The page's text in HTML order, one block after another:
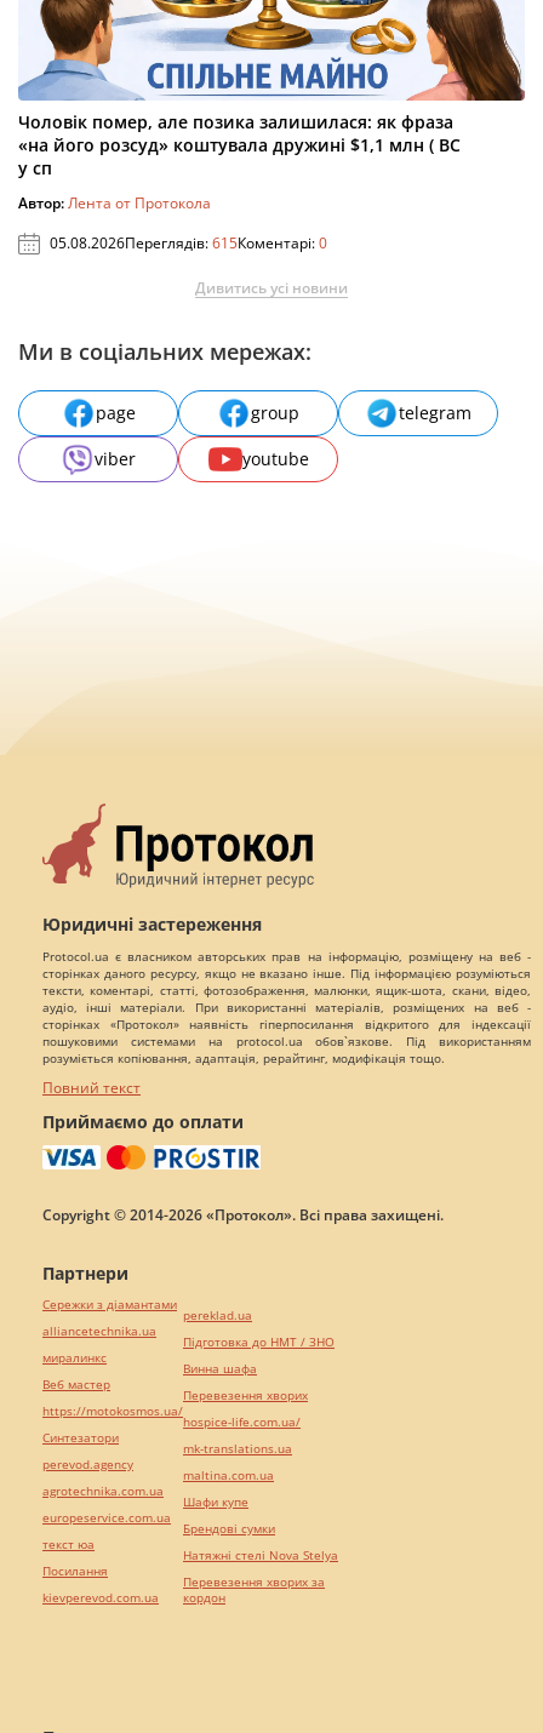
Чоловік помер, але позика залишилася: як фраза
«на його розсуд» коштувала дружині $1,1 млн ( ВС
у сп
Автор:Лента от Протокола
05.08.2026Переглядів:615Коментарі:0
Дивитись усі новини
Ми в соціальних мережах:
page group
telegram
viber
youtube
Юридичні застереження
Protocol.ua є власником авторських прав на інформацію, розміщену на веб -
сторінках даного ресурсу, якщо не вказано інше. Під інформацією розуміються
тексти, коментарі, статті, фотозображення, малюнки, ящик-шота, скани, відео,
аудіо, інші матеріали. При використанні матеріалів, розміщених на веб -
сторінках «Протокол» наявність гіперпосилання відкритого для індексації
пошуковими системами на protocol.ua обов`язкове. Під використанням
розуміється копіювання, адаптація, рерайтинг, модифікація тощо.
Повний текст
Приймаємо до оплати
Copyright © 2014-2026 «Протокол». Всі права захищені.
Партнери
Сережки з діамантами
alliancetechnika.ua
миралинкс
Веб мастер
https://motokosmos.ua/
Синтезатори
perevod.agency
agrotechnika.com.ua
europeservice.com.ua
текст юа
Посилання
kievperevod.com.ua
pereklad.ua
Підготовка до НМТ / ЗНО
Винна шафа
Перевезення хворих
hospice-life.com.ua/
mk-translations.ua
maltina.com.ua
Шафи купе
Брендові сумки
Натяжні стелі Nova Stelya
Перевезення хворих за
кордон